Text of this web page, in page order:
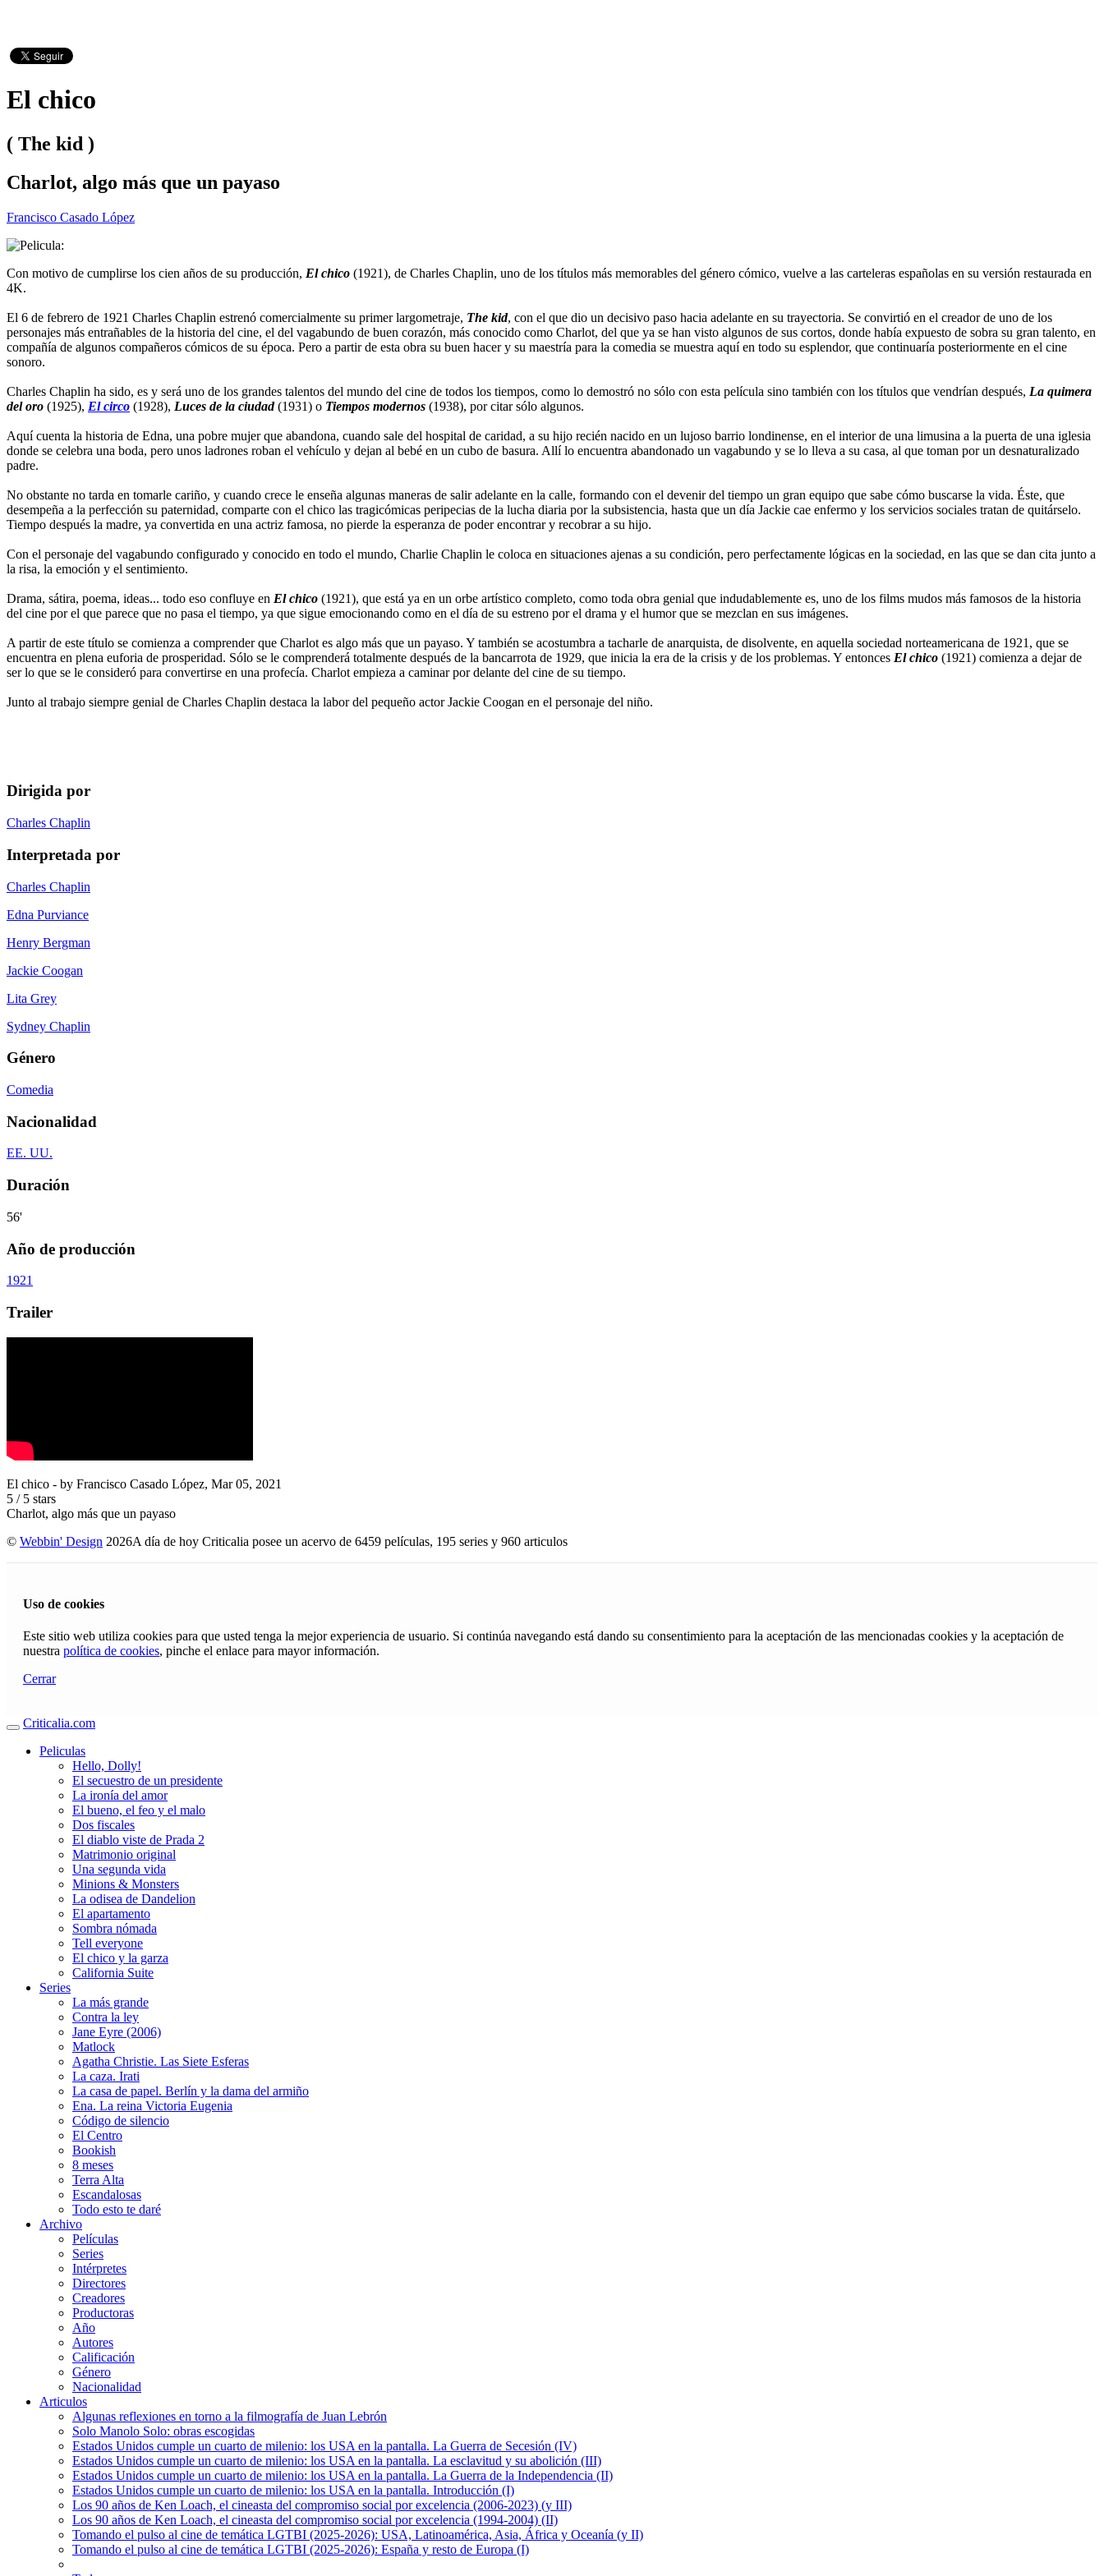
El chico
( The kid )
Charlot, algo más que un payaso
Francisco Casado López
Con motivo de cumplirse los cien años de su producción, El chico (1921), de Charles Chaplin, uno de los títulos más memorables del género cómico, vuelve a las carteleras españolas en su versión restaurada en
4K.
El 6 de febrero de 1921 Charles Chaplin estrenó comercialmente su primer largometraje, The kid, con el que dio un decisivo paso hacia adelante en su trayectoria. Se convirtió en el creador de uno de los
personajes más entrañables de la historia del cine, el del vagabundo de buen corazón, más conocido como Charlot, del que ya se han visto algunos de sus cortos, donde había expuesto de sobra su gran talento, en
compañía de algunos compañeros cómicos de su época. Pero a partir de esta obra su buen hacer y su maestría para la comedia se muestra aquí en todo su esplendor, que continuaría posteriormente en el cine
sonoro.
Charles Chaplin ha sido, es y será uno de los grandes talentos del mundo del cine de todos los tiempos, como lo demostró no sólo con esta película sino también con los títulos que vendrían después, La quimera
del oro (1925), El circo (1928), Luces de la ciudad(1931) o Tiempos modernos (1938), por citar sólo algunos.
Aquí cuenta la historia de Edna, una pobre mujer que abandona, cuando sale del hospital de caridad, a su hijo recién nacido en un lujoso barrio londinense, en el interior de una limusina a la puerta de una iglesia
donde se celebra una boda, pero unos ladrones roban el vehículo y dejan al bebé en un cubo de basura. Allí lo encuentra abandonado un vagabundo y se lo lleva a su casa, al que toman por un desnaturalizado
padre.
No obstante no tarda en tomarle cariño, y cuando crece le enseña algunas maneras de salir adelante en la calle, formando con el devenir del tiempo un gran equipo que sabe cómo buscarse la vida. Éste, que
desempeña a la perfección su paternidad, comparte con el chico las tragicómicas peripecias de la lucha diaria por la subsistencia, hasta que un día Jackie cae enfermo y los servicios sociales tratan de quitárselo.
Tiempo después la madre, ya convertida en una actriz famosa, no pierde la esperanza de poder encontrar y recobrar a su hijo.
Con el personaje del vagabundo configurado y conocido en todo el mundo, Charlie Chaplin le coloca en situaciones ajenas a su condición, pero perfectamente lógicas en la sociedad, en las que se dan cita junto a
la risa, la emoción y el sentimiento.
Drama, sátira, poema, ideas... todo eso confluye en El chico (1921), que está ya en un orbe artístico completo, como toda obra genial que indudablemente es, uno de los films mudos más famosos de la historia
del cine por el que parece que no pasa el tiempo, ya que sigue emocionando como en el día de su estreno por el drama y el humor que se mezclan en sus imágenes.
A partir de este título se comienza a comprender que Charlot es algo más que un payaso. Y también se acostumbra a tacharle de anarquista, de disolvente, en aquella sociedad norteamericana de 1921, que se
encuentra en plena euforia de prosperidad. Sólo se le comprenderá totalmente después de la bancarrota de 1929, que inicia la era de la crisis y de los problemas. Y entonces El chico (1921) comienza a dejar de
ser lo que se le consideró para convertirse en una profecía. Charlot empieza a caminar por delante del cine de su tiempo.
Junto al trabajo siempre genial de Charles Chaplin destaca la labor del pequeño actor Jackie Coogan en el personaje del niño.
Dirigida por
Charles Chaplin
Interpretada por
Charles Chaplin
Edna Purviance
Henry Bergman
Jackie Coogan
Lita Grey
Sydney Chaplin
Género
Comedia
Nacionalidad
EE. UU.
Duración
56'
Año de producción
1921
Trailer
El chico - by Francisco Casado López, Mar 05, 2021
5 / 5 stars
Charlot, algo más que un payaso
© Webbin' Design 2026A día de hoy Criticalia posee un acervo de 6459 películas, 195 series y 960 articulos
Uso de cookies
Este sitio web utiliza cookies para que usted tenga la mejor experiencia de usuario. Si continúa navegando está dando su consentimiento para la aceptación de las mencionadas cookies y la aceptación de
nuestra política de cookies, pinche el enlace para mayor información.
Cerrar
Criticalia.com
Peliculas
Hello, Dolly!
El secuestro de un presidente
La ironía del amor
El bueno, el feo y el malo
Dos fiscales
El diablo viste de Prada 2
Matrimonio original
Una segunda vida
Minions & Monsters
La odisea de Dandelion
El apartamento
Sombra nómada
Tell everyone
El chico y la garza
California Suite
Series
La más grande
Contra la ley
Jane Eyre (2006)
Matlock
Agatha Christie. Las Siete Esferas
La caza. Irati
La casa de papel. Berlín y la dama del armiño
Ena. La reina Victoria Eugenia
Código de silencio
El Centro
Bookish
8 meses
Terra Alta
Escandalosas
Todo esto te daré
Archivo
Películas
Series
Intérpretes
Directores
Creadores
Productoras
Año
Autores
Calificación
Género
Nacionalidad
Articulos
Algunas reflexiones en torno a la filmografía de Juan Lebrón
Solo Manolo Solo: obras escogidas
Estados Unidos cumple un cuarto de milenio: los USA en la pantalla. La Guerra de Secesión (IV)
Estados Unidos cumple un cuarto de milenio: los USA en la pantalla. La esclavitud y su abolición (III)
Estados Unidos cumple un cuarto de milenio: los USA en la pantalla. La Guerra de la Independencia (II)
Estados Unidos cumple un cuarto de milenio: los USA en la pantalla. Introducción (I)
Los 90 años de Ken Loach, el cineasta del compromiso social por excelencia (2006-2023) (y III)
Los 90 años de Ken Loach, el cineasta del compromiso social por excelencia (1994-2004) (II)
Tomando el pulso al cine de temática LGTBI (2025-2026): USA, Latinoamérica, Asia, África y Oceanía (y II)
Tomando el pulso al cine de temática LGTBI (2025-2026): España y resto de Europa (I)